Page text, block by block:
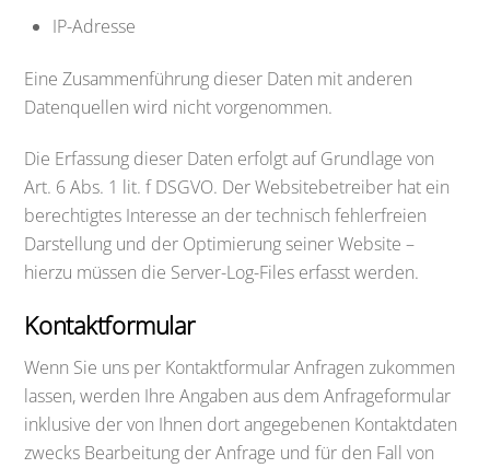
IP-Adresse
Eine Zusammenführung dieser Daten mit anderen
Datenquellen wird nicht vorgenommen.
Die Erfassung dieser Daten erfolgt auf Grundlage von
Art. 6 Abs. 1 lit. f DSGVO. Der Websitebetreiber hat ein
berechtigtes Interesse an der technisch fehlerfreien
Darstellung und der Optimierung seiner Website –
hierzu müssen die Server-Log-Files erfasst werden.
Kontaktformular
Wenn Sie uns per Kontaktformular Anfragen zukommen
lassen, werden Ihre Angaben aus dem Anfrageformular
inklusive der von Ihnen dort angegebenen Kontaktdaten
zwecks Bearbeitung der Anfrage und für den Fall von